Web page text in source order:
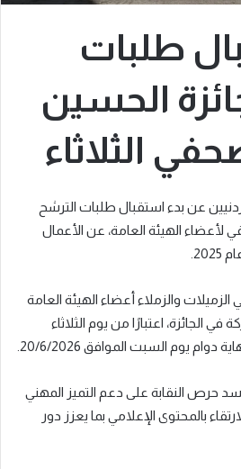
طلبات
الحسين
الثلاثاء
عن بدء استقبال طلبات الترشح
لأعضاء الهيئة العامة، عن الأعمال
والزملاء أعضاء الهيئة العامة
في الجائزة، اعتبارًا من يوم الثلاثاء
حرص النقابة على دعم التميز المهني
بالمحتوى الإعلامي بما يعزز دور